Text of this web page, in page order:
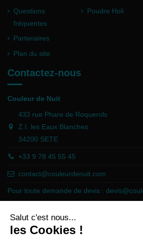
Questions
fréquentes
Partenaires
Plan du site
Poudre Holi
Contactez-nous
Couleur de Nuit
433 rue Phare de Roquerols
Z.I. les Eaux Blanches
34200 SETE
+33 9 78 45 55 45
contact@couleurdenuit.com
Pour toute demande de devis :
Marchand approuvé par la Société des Avis
vérifier .